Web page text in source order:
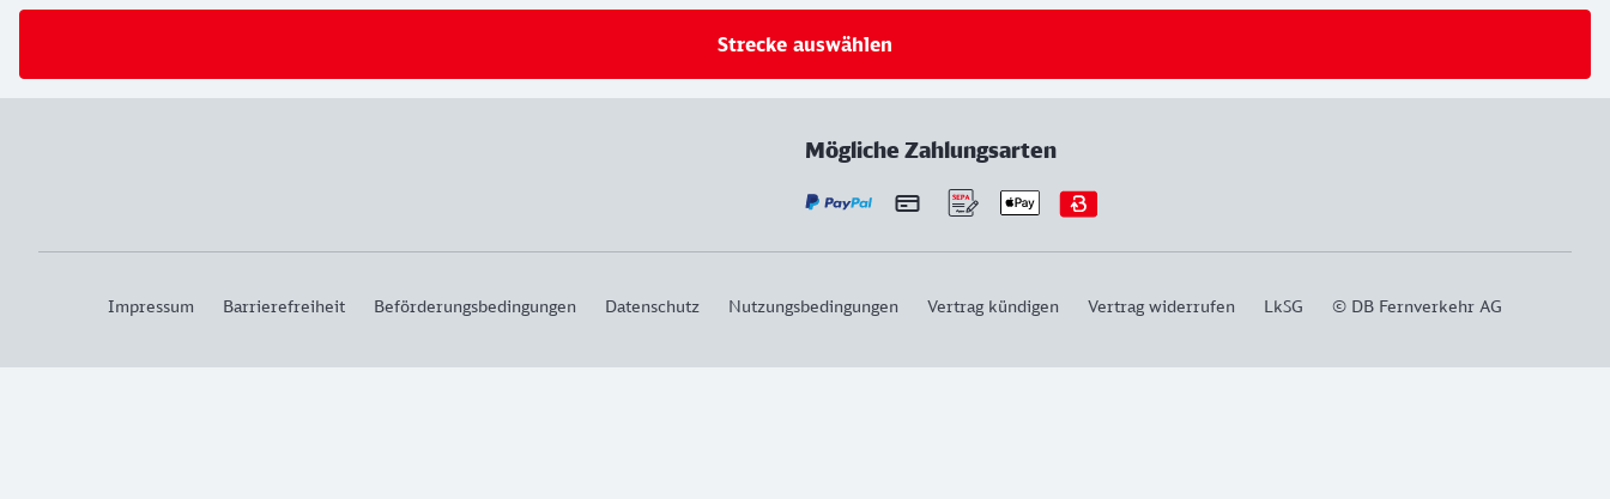
Strecke auswählen
Mögliche Zahlungsarten
Impressum Barrierefreiheit Beförderungsbedingungen Datenschutz Nutzungsbedingungen Vertrag kündigen Vertrag widerrufen LkSG © DB Fernverkehr AG